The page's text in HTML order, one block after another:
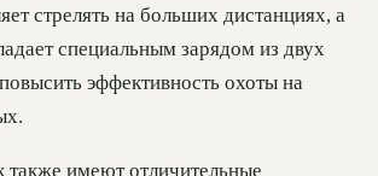
стрелять на больших дистанциях, а
специальным зарядом из двух
эффективность охоты на
имеют отличительные